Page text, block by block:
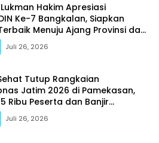
Hakim Apresiasi
Ke-7 Bangkalan, Siapkan
Menuju Ajang Provinsi dan
Juli 26, 2026
Tutup Rangkaian
Jatim 2026 di Pamekasan,
Ribu Peserta dan Banjir
Juli 26, 2026